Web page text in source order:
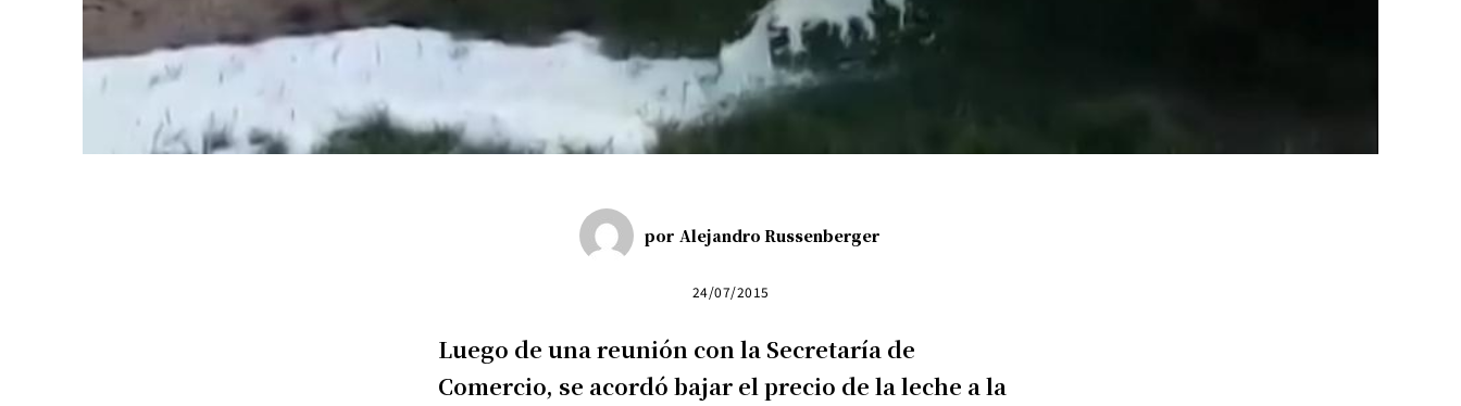
por Alejandro Russenberger
24/07/2015
Luego de una reunión con la Secretaría de
Comercio, se acordó bajar el precio de la leche a la